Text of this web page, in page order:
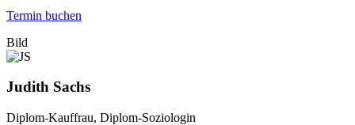
Termin buchen
Bild
Judith Sachs
Diplom-Kauffrau, Diplom-Soziologin